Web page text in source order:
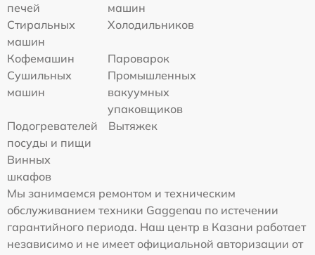
печей
машин
Стиральных
машин
Холодильников
Кофемашин
Пароварок
Сушильных
машин
Промышленных
вакуумных
упаковщиков
Подогревателей
посуды и пищи
Вытяжек
Винных
шкафов
Мы занимаемся ремонтом и техническим
обслуживанием техники Gaggenau по истечении
гарантийного периода. Наш центр в Казани работает
независимо и не имеет официальной авторизации от